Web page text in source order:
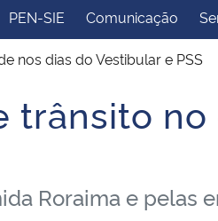
Controladoria-Geral da
União
Banco Central do Brasil
PEN-SIE Comunicação
nos dias do Vestibular e PSS
trânsito
Roraima e pelas